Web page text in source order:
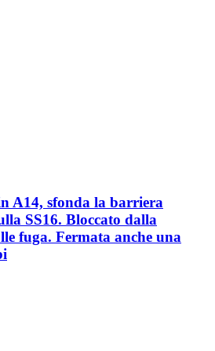
A14, sfonda la barriera
SS16. Bloccato dalla
fuga. Fermata anche una